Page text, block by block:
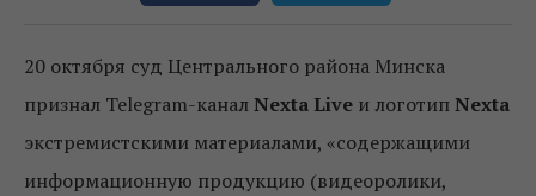
20 октября суд Центрального района Минска
признал Telegram-каналNexta Live и логотипNexta
экстремистскими материалами, «содержащими
информационную продукцию (видеоролики,